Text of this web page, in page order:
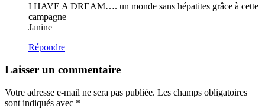
I HAVE A DREAM…. un monde sans hépatites grâce à cette
campagne
Janine
Répondre
Laisser un commentaire
Votre adresse e-mail ne sera pas publiée. Les champs obligatoires
sont indiqués avec *